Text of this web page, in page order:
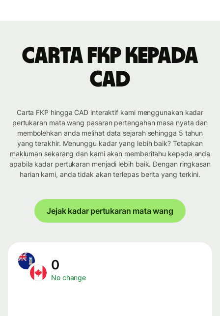
Carta FKP kepada
CAD
Carta FKP hingga CAD interaktif kami menggunakan kadar
pertukaran mata wang pasaran pertengahan masa nyata dan
membolehkan anda melihat data sejarah sehingga 5 tahun
yang terakhir. Menunggu kadar yang lebih baik? Tetapkan
makluman sekarang dan kami akan memberitahu kepada anda
apabila kadar pertukaran menjadi lebih baik. Dengan ringkasan
harian kami, anda tidak akan terlepas berita yang terkini.
Jejak kadar pertukaran mata wang
0
No change